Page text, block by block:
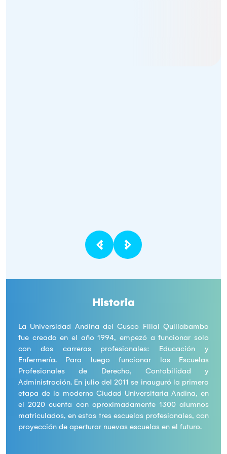
Historia
La Universidad Andina del Cusco Filial Quillabamba
fue creada en el año 1994, empezó a funcionar solo
con dos carreras profesionales: Educación y
Enfermería. Para luego funcionar las Escuelas
Profesionales de Derecho, Contabilidad y
Administración. En julio del 2011 se inauguró la primera
etapa de la moderna Ciudad Universitaria Andina, en
el 2020 cuenta con aproximadamente 1300 alumnos
matriculados, en estas tres escuelas profesionales, con
proyección de aperturar nuevas escuelas en el futuro.